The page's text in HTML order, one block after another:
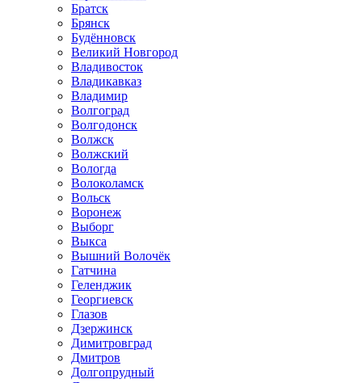
Братск
Брянск
Будённовск
Великий Новгород
Владивосток
Владикавказ
Владимир
Волгоград
Волгодонск
Волжск
Волжский
Вологда
Волоколамск
Вольск
Воронеж
Выборг
Выкса
Вышний Волочёк
Гатчина
Геленджик
Георгиевск
Глазов
Дзержинск
Димитровград
Дмитров
Долгопрудный